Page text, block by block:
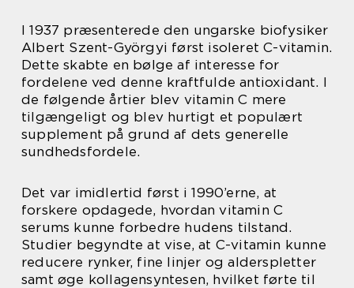
I 1937 præsenterede den ungarske biofysiker
Albert Szent-Györgyi først isoleret C-vitamin.
Dette skabte en bølge af interesse for
fordelene ved denne kraftfulde antioxidant. I
de følgende årtier blev vitamin C mere
tilgængeligt og blev hurtigt et populært
supplement på grund af dets generelle
sundhedsfordele.
Det var imidlertid først i 1990’erne, at
forskere opdagede, hvordan vitamin C
serums kunne forbedre hudens tilstand.
Studier begyndte at vise, at C-vitamin kunne
reducere rynker, fine linjer og alderspletter
samt øge kollagensyntesen, hvilket førte til